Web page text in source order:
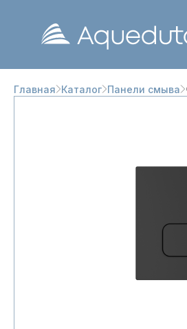
Главная Каталог Панели смыва